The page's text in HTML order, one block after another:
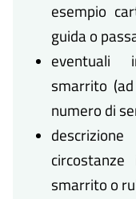
esempio
guida o
eventuali
smarrito
numero di
smarrito o